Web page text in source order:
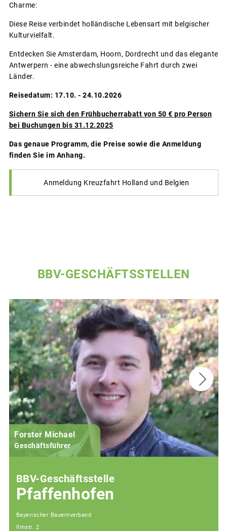
Charme:
Diese Reise verbindet holländische Lebensart mit belgischer
Kulturvielfalt.
Entdecken Sie Amsterdam, Hoorn, Dordrecht und das elegante
Antwerpern - eine abwechslungsreiche Fahrt durch zwei
Länder.
Reisedatum: 17.10. - 24.10.2026
Sichern Sie sich den Frühbucherrabatt von 50 € pro Person
bei Buchungen bis 31.12.2025
Das genaue Programm, die Preise sowie die Anmeldung
finden Sie im Anhang.
Anmeldung Kreuzfahrt Holland und Belgien
BBV-GESCHÄFTSSTELLEN
Forster Michael
Geschäftsführer
BBV-Geschäftsstelle
Pfaffenhofen
Bayerischer Bauernverband
Ilmstr. 2